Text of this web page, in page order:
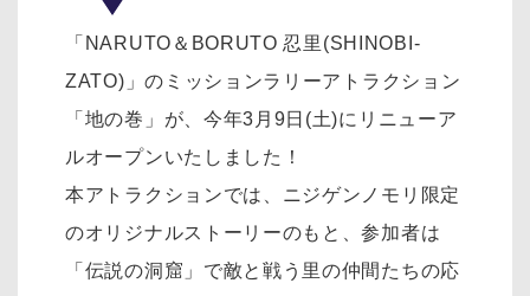
「NARUTO＆BORUTO 忍里(SHINOBI-
ZATO)」のミッションラリーアトラクション
「地の巻」が、今年3月9日(土)にリニューア
ルオープンいたしました！
本アトラクションでは、ニジゲンノモリ限定
のオリジナルストーリーのもと、参加者は
「伝説の洞窟」で敵と戦う里の仲間たちの応